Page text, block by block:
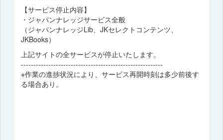
【サービス停止内容】
・ジャパンナレッジサービス全般
（ジャパンナレッジLib、JKセレクトコンテンツ、
JKBooks）
上記サイトの全サービスが停止いたします。
---------------------------------------------------------
※作業の進捗状況により、サービス再開時刻は多少前後す
る場合あり。